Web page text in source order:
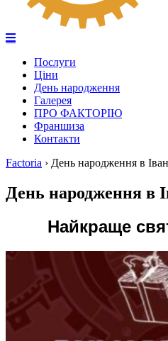
Послуги
Ціни
День народження
Галерея
ПРО ФАКТОРІЮ
Франшиза
Контакти
Factoria › День народження в
День народження в
Найкраще